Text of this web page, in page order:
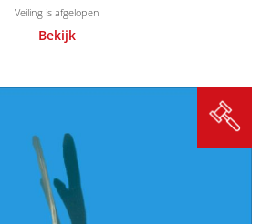
Veiling is afgelopen
Bekijk